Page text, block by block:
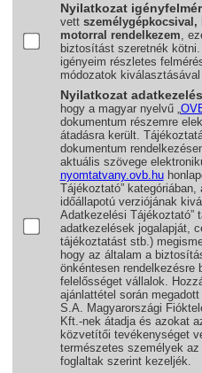
Nyilatkozat
vett
motorral rendelkezem ,
biztosítást szeretnék
igényeim részletes
módozatok kiválasztásával
Nyilatkozat
hogy a magyar nyelvű „
dokumentum részemre
átadásra került.
dokumentum
aktuális szövege
nyomtatvany.ovb.hu
Tájékoztató”
időállapotú verziójának
Adatkezelési Tájékoztató”
adatkezelések jogalapját,
tájékoztatást stb.)
hogy az általam a
önkéntesen rendelkezésre
felelősséget vállalok.
ajánlattétel során
S.A. Magyarországi
Kft.-nek átadja és azokat
közvetítői tevékenységet
természetes személyek
foglaltak szerint kezeljék.